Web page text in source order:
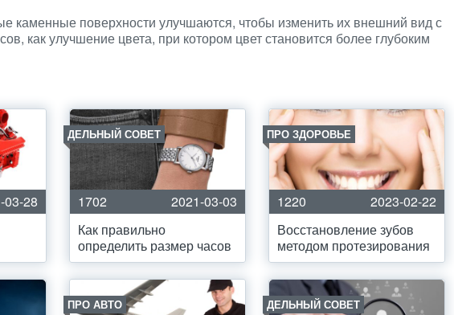
каменные поверхности улучшаются, чтобы изменить их внешний вид с
как улучшение цвета, при котором цвет становится более глубоким
03-28
ДЕЛЬНЫЙ СОВЕТ
1702
2021-03-03
Как правильно
определить размер часов
ПРО ЗДОРОВЬЕ
1220
2023-02-22
Восстановление зубов
методом протезирования
ПРО АВТО ДЕЛЬНЫЙ СОВЕТ